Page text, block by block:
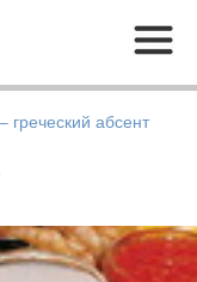
Меню
греческий абсент